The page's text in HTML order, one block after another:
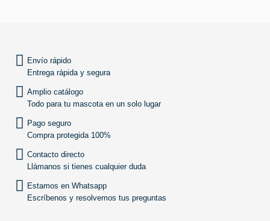
Envío rápido
Entrega rápida y segura
Amplio catálogo
Todo para tu mascota en un solo lugar
Pago seguro
Compra protegida 100%
Contacto directo
Llámanos si tienes cualquier duda
Estamos en Whatsapp
Escríbenos y resolvemos tus preguntas